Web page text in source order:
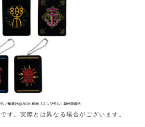
す。実際とは異なる場合がございます。